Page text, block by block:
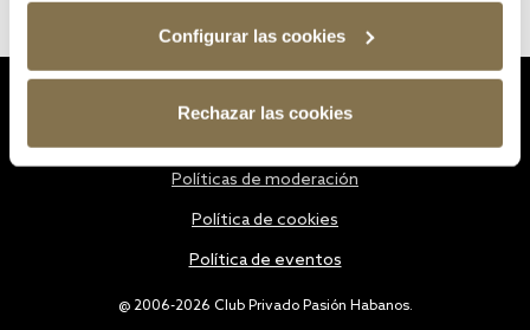
Configurar las cookies
Rechazar las cookies
@ 2006-2026 Club Privado Pasión Habanos.
Políticas de moderación
Política de cookies
Política de eventos